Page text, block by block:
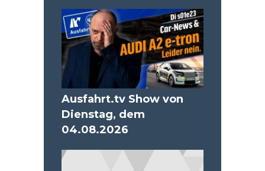
Ausfahrt.tv Show von
Dienstag, dem
04.08.2026